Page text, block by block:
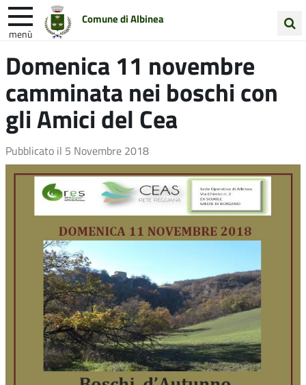
Comune di Albinea
menù
nel
sito
Entra in Comune Vivi Albinea
Unione Colline Matildiche
Domenica 11 novembre
camminata nei boschi con
gli Amici del Cea
Pubblicato il 5 Novembre 2018